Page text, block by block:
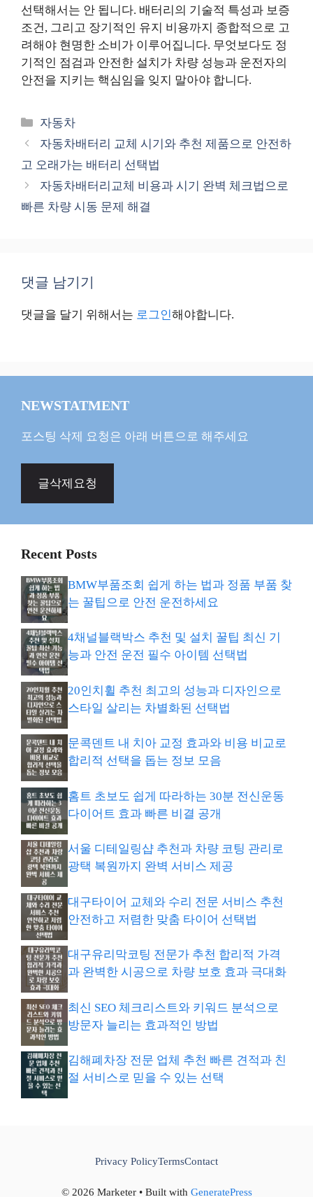
선택해서는 안 됩니다. 배터리의 기술적 특성과 보증
조건, 그리고 장기적인 유지 비용까지 종합적으로 고
려해야 현명한 소비가 이루어집니다. 무엇보다도 정
기적인 점검과 안전한 설치가 차량 성능과 운전자의
안전을 지키는 핵심임을 잊지 말아야 합니다.
카
테
리
자동차
자동차배터리 교체 시기와 추천 제품으로 안전하
고 오래가는 배터리 선택법
자동차배터리교체 비용과 시기 완벽 체크법으로
빠른 차량 시동 문제 해결
댓글 남기기
댓글을 달기 위해서는 로그인해야합니다.
NEWSTATMENT
포스팅 삭제 요청은 아래 버튼으로 해주세요
글삭제요청
Recent Posts
BMW부품조회 쉽게 하는 법과 정품 부품 찾
는 꿀팁으로 안전 운전하세요
4채널블랙박스 추천 및 설치 꿀팁 최신 기
능과 안전 운전 필수 아이템 선택법
20인치휠 추천 최고의 성능과 디자인으로
스타일 살리는 차별화된 선택법
문콕덴트 내 치아 교정 효과와 비용 비교로
합리적 선택을 돕는 정보 모음
홈트 초보도 쉽게 따라하는 30분 전신운동
다이어트 효과 빠른 비결 공개
서울 디테일링샵 추천과 차량 코팅 관리로
광택 복원까지 완벽 서비스 제공
대구타이어 교체와 수리 전문 서비스 추천
안전하고 저렴한 맞춤 타이어 선택법
대구유리막코팅 전문가 추천 합리적 가격
과 완벽한 시공으로 차량 보호 효과 극대화
최신 SEO 체크리스트와 키워드 분석으로
방문자 늘리는 효과적인 방법
김해폐차장 전문 업체 추천 빠른 견적과 친
절 서비스로 믿을 수 있는 선택
© 2026 Marketer • Built with GeneratePress
Privacy PolicyTermsContact